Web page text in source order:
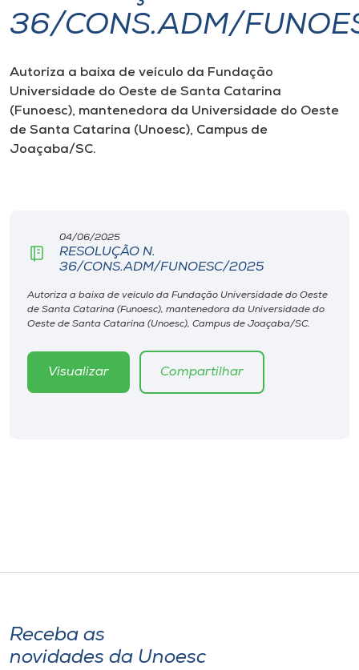
I.nova
Diplomados
Cultura
Editora
Rádio
Museu
36/CONS.ADM/
Autoriza a baixa de veículo da Fundação
Universidade do Oeste de Santa Catarina
(Funoesc), mantenedora da Universidade do Oeste
de Santa Catarina (Unoesc), Campus de
Joaçaba/SC.
04/06/2025
RESOLUÇÃO N.
36/CONS.ADM/FUNOESC/2025
Autoriza a baixa de veículo da Fundação Universidade do Oeste
de Santa Catarina (Funoesc), mantenedora da Universidade do
Oeste de Santa Catarina (Unoesc), Campus de Joaçaba/SC.
Visualizar Compartilhar
Receba as
novidades da Unoesc